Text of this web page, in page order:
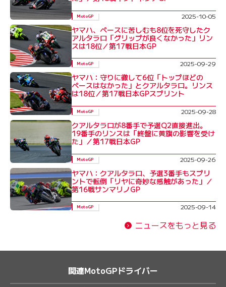
MotoGP 2025-10-05
ヤマハ、ペースに苦しむも8位を死守したク
アルタラロ「グリップが良くなかった」リン
スは18位／第17戦日本GP
MotoGP 2025-09-29
ヤマハ：守りに徹して6位「トップほどの
ペースはなかった」とクアルタラロ。リンス
は18位／第17戦日本GPスプリント
MotoGP 2025-09-28
クアルタラロが8番手で予選Q2直接進出。
19番手のリンスは「終盤に黄旗の影響を受け
た」／第17戦日本GP
MotoGP 2025-09-26
ヤマハ：クアルタラロ、予選3番手もスプリ
ントで転倒「リヤに奇妙な感触があった」／
第16戦サンマリノGP
MotoGP 2025-09-14
ニュースをもっと見る
関連MotoGPドライバー